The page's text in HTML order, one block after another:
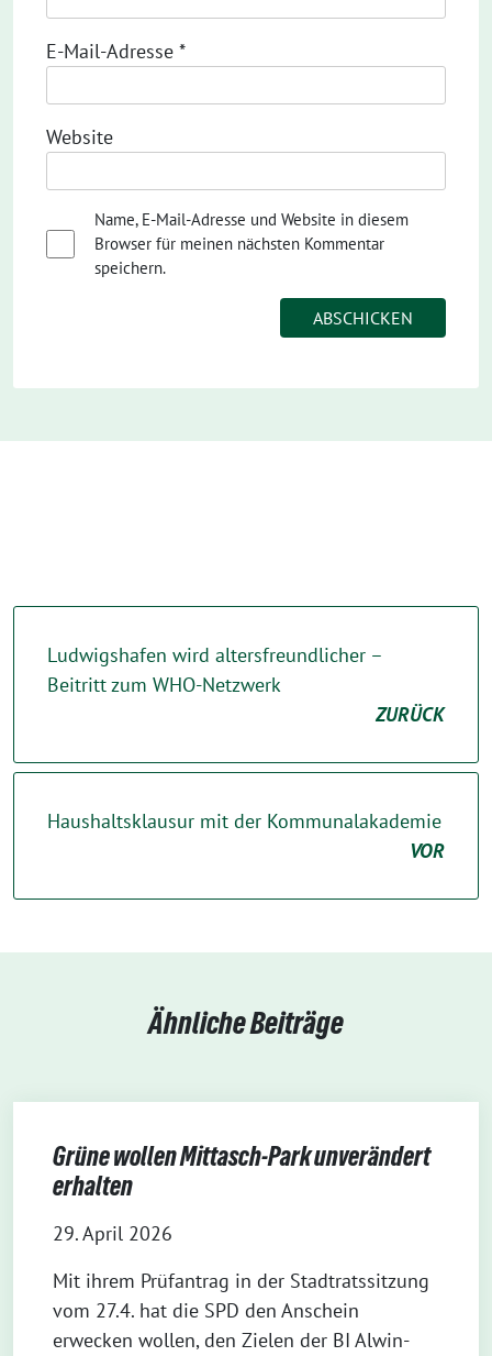
E-Mail-Adresse *
Website
Name, E-Mail-Adresse und Website in diesem
Browser für meinen nächsten Kommentar
speichern.
Ludwigshafen wird altersfreundlicher –
Beitritt zum WHO-Netzwerk
ZURÜCK
Haushaltsklausur mit der Kommunalakademie
VOR
Ähnliche Beiträge
Grüne wollen Mittasch-Park unverändert
erhalten
29. April 2026
Mit ihrem Prüfantrag in der Stadtratssitzung
vom 27.4. hat die SPD den Anschein
erwecken wollen, den Zielen der BI Alwin-